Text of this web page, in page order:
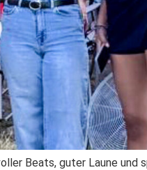
Beats, guter Laune und